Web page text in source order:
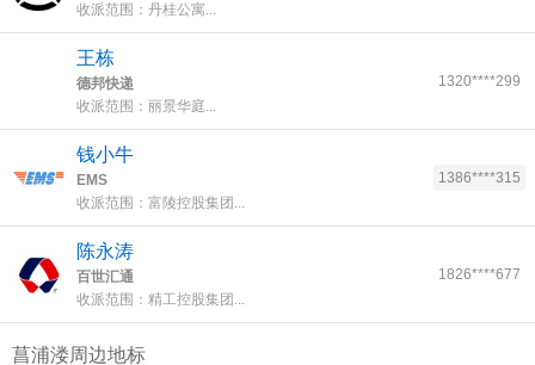
收派范围：丹桂公寓...
王栋
德邦快递
收派范围：丽景华庭...
1320****299
钱小牛
EMS
收派范围：富陵控股集团...
1386****315
陈永涛
百世汇通
收派范围：精工控股集团...
1826****677
菖浦溇周边地标